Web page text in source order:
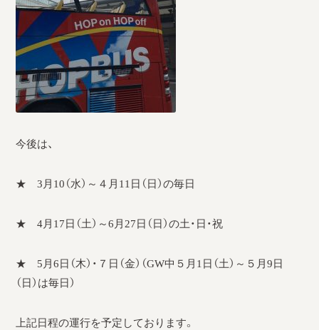
今後は、
★ 3月10（水）～４月11日（日）の毎日
★ 4月17日（土）～6月27日（日）の土・日・祝
★ 5月6日（木）・７日（金）（GW中５月1日（土）～５月9日
（日）は毎日）
上記日程の運行を予定しております。